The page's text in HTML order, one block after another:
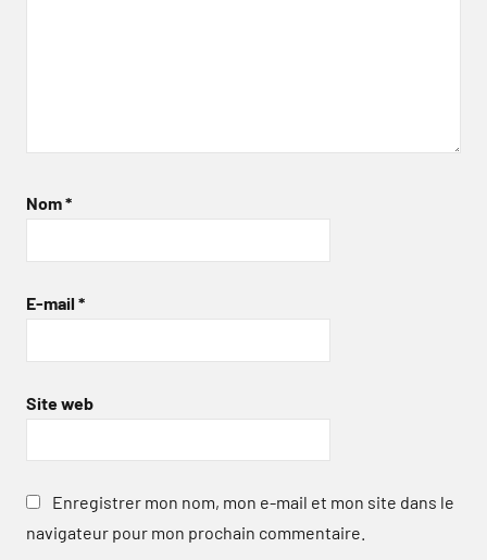
Nom*
E-mail *
Site web
Enregistrer mon nom, mon e-mail et mon site dans le
navigateur pour mon prochain commentaire.